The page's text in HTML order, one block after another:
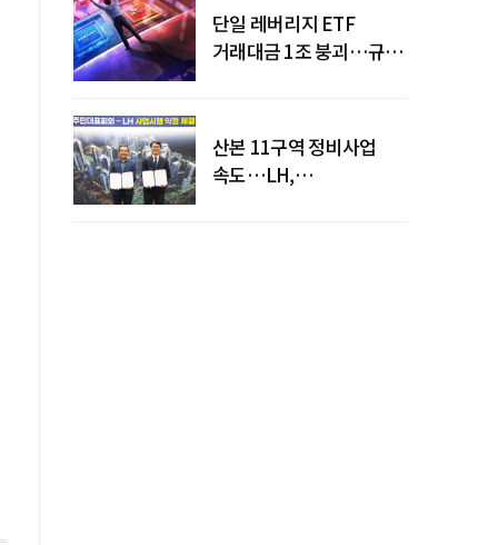
단일 레버리지 ETF
거래대금 1조 붕괴…규제
산본 11구역 정비사업
속도…LH,